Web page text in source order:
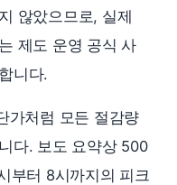
않았으므로, 실제
제도 운영 공식 사
니다.
가처럼 모든 절감량
다. 보도 요약상 500
부터 8시까지의 피크